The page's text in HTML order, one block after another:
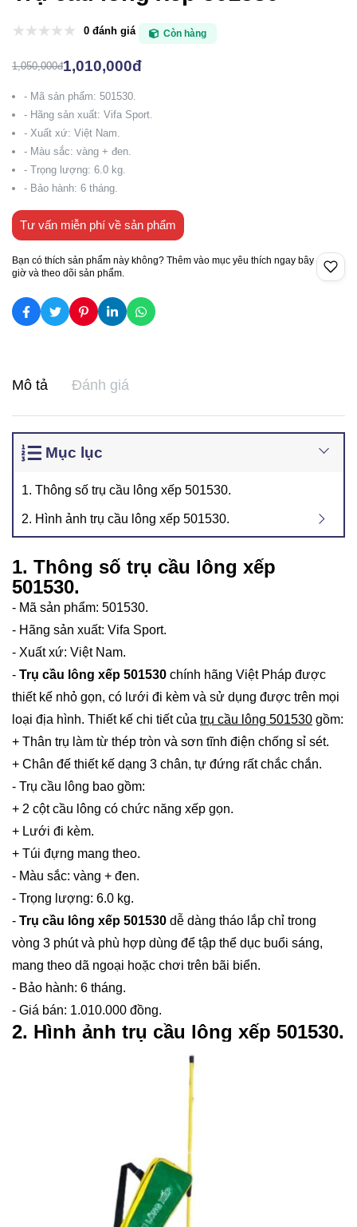
0 đánh giá Còn hàng
1,050,000đ1,010,000đ
- Mã sản phẩm: 501530.
- Hãng sản xuất: Vifa Sport.
- Xuất xứ: Việt Nam.
- Màu sắc: vàng + đen.
- Trọng lượng: 6.0 kg.
- Bảo hành: 6 tháng.
Tư vấn miễn phí về sản phẩm
Bạn có thích sản phẩm này không? Thêm vào mục yêu thích ngay bây
giờ và theo dõi sản phẩm.
Mô tả Đánh giá
Mục lục
1. Thông số trụ cầu lông xếp 501530.
2. Hình ảnh trụ cầu lông xếp 501530.
1. Thông số trụ cầu lông xếp
501530.
- Mã sản phẩm: 501530.
- Hãng sản xuất: Vifa Sport.
- Xuất xứ: Việt Nam.
- Trụ cầu lông xếp 501530 chính hãng Việt Pháp được
thiết kế nhỏ gọn, có lưới đi kèm và sử dụng được trên mọi
loại địa hình. Thiết kế chi tiết của trụ cầu lông 501530 gồm:
+ Thân trụ làm từ thép tròn và sơn tĩnh điện chống sỉ sét.
+ Chân đế thiết kế dạng 3 chân, tự đứng rất chắc chắn.
- Trụ cầu lông bao gồm:
+ 2 cột cầu lông có chức năng xếp gọn.
+ Lưới đi kèm.
+ Túi đựng mang theo.
- Màu sắc: vàng + đen.
- Trọng lượng: 6.0 kg.
- Trụ cầu lông xếp 501530 dễ dàng tháo lắp chỉ trong
vòng 3 phút và phù hợp dùng để tập thể dục buổi sáng,
mang theo dã ngoại hoặc chơi trên bãi biển.
- Bảo hành: 6 tháng.
- Giá bán: 1.010.000 đồng.
2. Hình ảnh trụ cầu lông xếp 501530.